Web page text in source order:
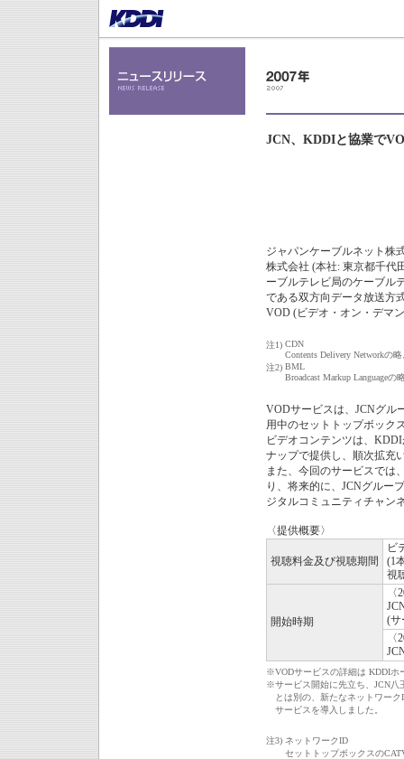
JCN、KDDIと協業で
ジャパンケーブルネット株
株式会社 (本社: 東京都千代
ーブルテレビ局のケーブル
である双方向データ放送方
VOD (ビデオ・オン・デマ
注1) CDN
Contents Delivery Networkの
注2) BML
Broadcast Markup Language
VODサービスは、JCNグル
用中のセットトップボック
ビデオコンテンツは、
ナップで提供し、順次拡充
また、今回のサービスでは
り、将来的に、JCNグルー
ジタルコミュニティチャン
〈提供概要〉
視聴料金及び視聴期間
ビ
(1
視
開始時期
(サ
※VODサービスの詳細は KDDIホ
※サービス開始に先立ち、JCN
とは別の、新たなネットワー
サービスを導入しました。
注3) ネットワークID
セットトップボックスの